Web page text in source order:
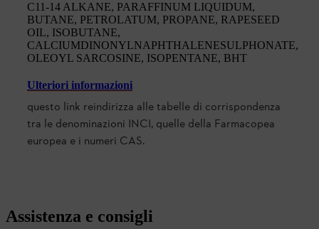
C11-14 ALKANE, PARAFFINUM LIQUIDUM,
BUTANE, PETROLATUM, PROPANE, RAPESEED
OIL, ISOBUTANE,
CALCIUMDINONYLNAPHTHALENESULPHONATE,
OLEOYL SARCOSINE, ISOPENTANE, BHT
Ulteriori informazioni
questo link reindirizza alle tabelle di corrispondenza
tra le denominazioni INCI, quelle della Farmacopea
europea e i numeri CAS.
Assistenza e consigli